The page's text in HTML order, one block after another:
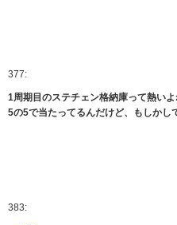
377:
1周期目のステチェン格納庫って熱いよ
5の5で当たってるんだけど、もしかし
383: